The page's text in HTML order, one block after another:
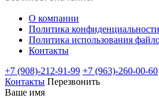
О компании
Политика конфиденциальности
Политика использования
Контакты
+7 (908)-212-91-99 +7 (963)-260-00-60
Контакты Перезвонить
Ваше имя